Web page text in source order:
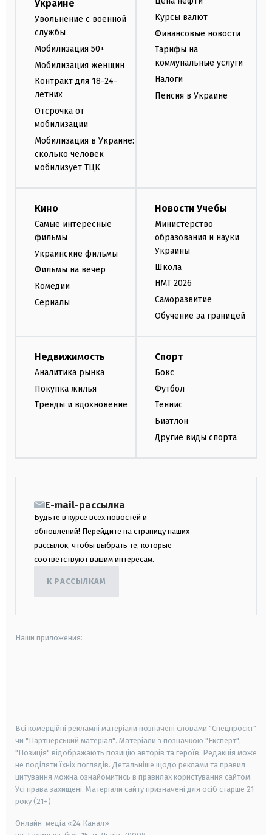
Украине
Увольнение с военной
службы
Мобилизация 50+
Мобилизация женщин
Контракт для 18-24-
летних
Отсрочка от
мобилизации
Мобилизация в Украине:
сколько человек
мобилизует ТЦК
Курсы валют
Финансовые новости
Тарифы на
коммунальные услуги
Налоги
Пенсия в Украине
Кино
Самые интересные
фильмы
Украинские фильмы
Фильмы на вечер
Комедии
Сериалы
Новости Учебы
Министерство
образования и науки
Украины
Школа
НМТ 2026
Саморазвитие
Обучение за границей
Недвижимость
Аналитика рынка
Покупка жилья
Тренды и вдохновение
Спорт
Бокс
Футбол
Теннис
Биатлон
Другие виды спорта
E-mail-рассылка
Будьте в курсе всех новостей и
обновлений! Перейдите на страницу наших
рассылок, чтобы выбрать те, которые
соответствуют вашим интересам.
К РАССЫЛКАМ
Наши приложения:
Всі комерційні рекламні матеріали позначені словами "Спецпроєкт"
чи "Партнерський матеріал". Матеріали з позначкою "Експерт",
"Позиція" відображають позицію авторів та героїв. Редакція може
не поділяти їхніх поглядів. Детальніше щодо реклами та правил
цитування можна ознайомитись в правилах користування сайтом.
Усі права захищені. Матеріали сайту призначені для осіб старше 21
року (21+)
Онлайн-медіа «24 Канал»